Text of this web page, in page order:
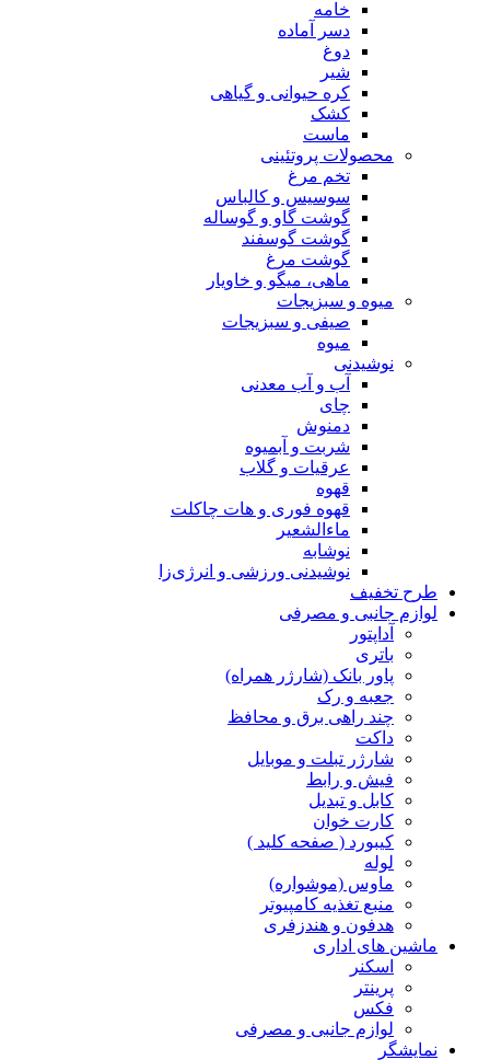
خامه
دسر آماده
دوغ
شیر
کره حیوانی و گیاهی
کشک
ماست
محصولات پروتئینی
تخم مرغ
سوسیس و کالباس
گوشت گاو و گوساله
گوشت گوسفند
گوشت مرغ
ماهی، میگو و خاویار
میوه و سبزیجات
صیفی و سبزیجات
میوه
نوشیدنی
آب و آب معدنی
چای
دمنوش
شربت و آبمیوه
عرقیات و گلاب
قهوه
قهوه فوری و هات چاکلت
ماءالشعیر
نوشابه
نوشیدنی ورزشی و انرژی‌زا
طرح تخفیف
لوازم جانبی و مصرفی
آداپتور
باتری
پاور بانک (شارژر همراه)
جعبه و رک
چند راهی برق و محافظ
داکت
شارژر تبلت و موبایل
فیش و رابط
کابل و تبدیل
کارت خوان
کیبورد ( صفحه کلید )
لوله
ماوس (موشواره)
منبع تغذیه کامپیوتر
هدفون و هندزفری
ماشین های اداری
اسکنر
پرینتر
فکس
لوازم جانبی و مصرفی
نمایشگر